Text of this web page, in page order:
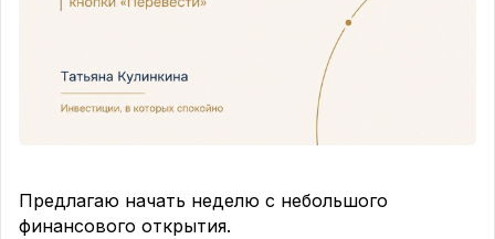
Предлагаю начать неделю с небольшого
финансового открытия.